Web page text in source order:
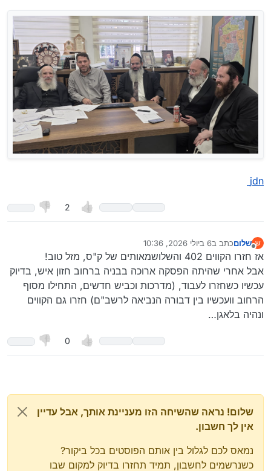
jdn
2
ש
מנותק
שלוםכתב ב6 ביולי 2026, 10:36
נערך לאחרונה על ידי
אז חזרו הקווים 402 והשלושמאותים של ק"ס, מזל טוב!
אבל אחרי שהיתה הפסקה ארוכה בבניה ברחוב חזון איש, בדיוק
עכשיו כשחזרו לעבוד, (מדרכות וכביש חדשים, התחילו מסוף
הרחוב וועכשיו בין דבורה הנביאה לרשב"ם) חזרו גם הקווים
ונהיה בלאגן…
0
שלום! נראה שהשיחה הזו מעניינת אותך, אבל עדיין
אין לך חשבון.
נמאס לכם לגלול בין אותם הפוסטים בכל ביקור?
כשנרשמים לחשבון, תמיד תחזרו בדיוק למקום שבו